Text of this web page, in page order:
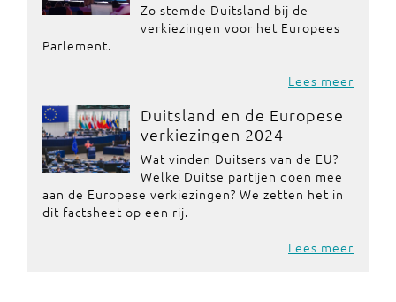
Zo stemde Duitsland bij de
verkiezingen voor het Europees
Parlement.
Lees meer
Duitsland en de Europese
verkiezingen 2024
Wat vinden Duitsers van de EU?
Welke Duitse partijen doen mee
aan de Europese verkiezingen? We zetten het in
dit factsheet op een rij.
Lees meer